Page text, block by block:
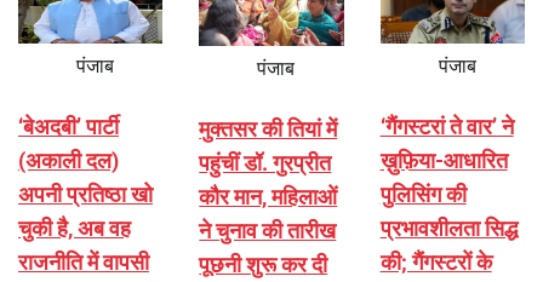
पंजाब
‘बेअदबी’ पार्टी
(अकाली दल)
अपनी प्रतिष्ठा खो
चुकी है, अब वह
राजनीति में वापसी
पंजाब
मुक्तसर की तियां में
पहुंचीं डॉ. गुरप्रीत
कौर मान, महिलाओं
ने चुनाव की तारीख
पूछनी शुरू कर दी
पंजाब
‘गैंगस्टरां ते वार’ ने
ख़ुफ़िया-आधारित
पुलिसिंग की
प्रभावशीलता सिद्ध
की; गैंगस्टरों के